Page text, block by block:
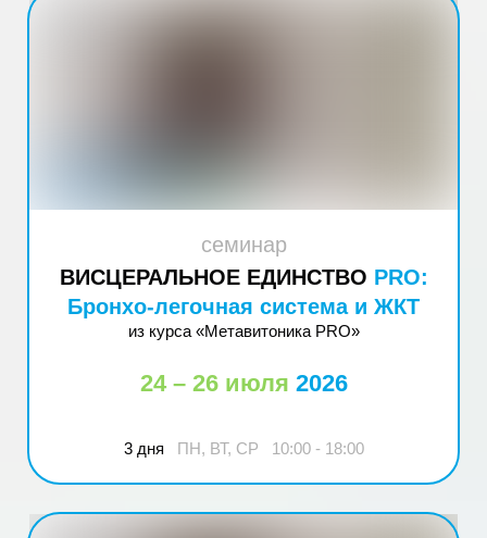
семинар
ВИСЦЕРАЛЬНОЕ ЕДИНСТВО PRO:
Бронхо-легочная система и ЖКТ
из курса «Метавитоника PRO»
24 – 26 июля 2026
3 дня ПН, ВТ, СР 10:00 - 18:00